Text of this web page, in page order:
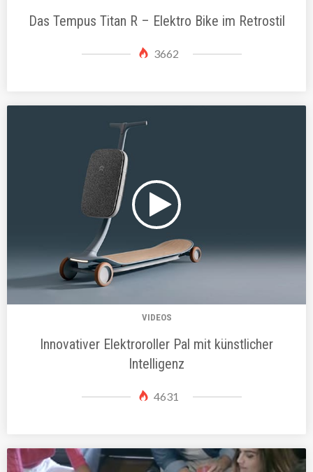
Das Tempus Titan R – Elektro Bike im Retrostil
3662
VIDEOS
Innovativer Elektroroller Pal mit künstlicher
Intelligenz
4631